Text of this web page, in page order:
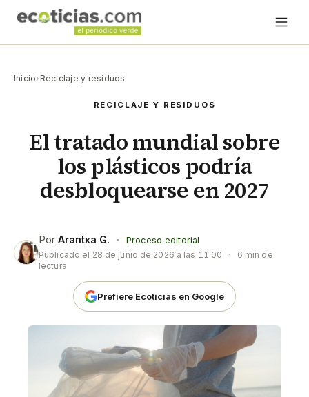
Inicio› Reciclaje y residuos
RECICLAJE Y RESIDUOS
El tratado mundial sobre
los plásticos podría
desbloquearse en 2027
Por Arantxa G. ·
Proceso editorial
Publicado el 28 de junio de 2026 a las 11:00 ·
6 min de
lectura
Prefiere Ecoticias en Google